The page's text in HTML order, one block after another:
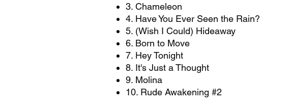
3. Chameleon
4. Have You Ever Seen the Rain?
5. (Wish I Could) Hideaway
6. Born to Move
7. Hey Tonight
8. It's Just a Thought
9. Molina
10. Rude Awakening #2